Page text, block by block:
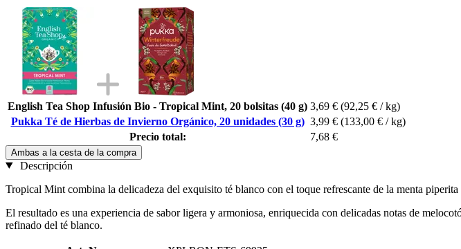
English Tea Shop Infusión Bio - Tropical Mint, 20 bolsitas (40 g) 3,69 € (92,25 € / kg)
Pukka Té de Hierbas de Invierno Orgánico, 20 unidades (30 g) 3,99 € (133,00 € / kg)
Precio total:
7,68 €
Ambas a la cesta de la compra
Descripción
Tropical Mint combina la delicadeza del exquisito té blanco con el toque refrescante de la menta
El resultado es una experiencia de sabor ligera y armoniosa, enriquecida con delicadas notas de
refinado del té blanco.